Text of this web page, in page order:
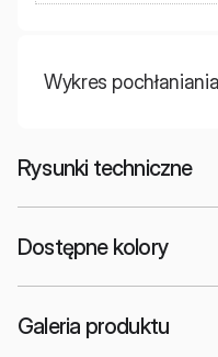
Wykres
Rysunki techniczne
Dostępne kolory
Galeria produktu